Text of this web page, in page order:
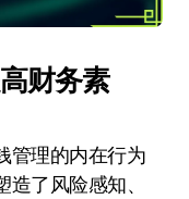
财务素
管理的内在行为
了风险感知、